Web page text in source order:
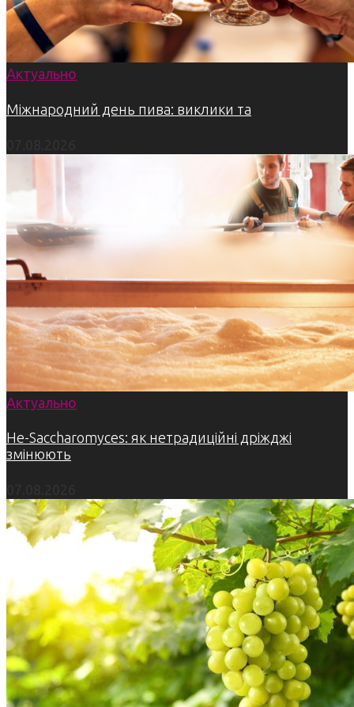
Актуально
Міжнародний день пива: виклики та
Актуально
Не-Saccharomyces: як нетрадиційні дріжджі
змінюють